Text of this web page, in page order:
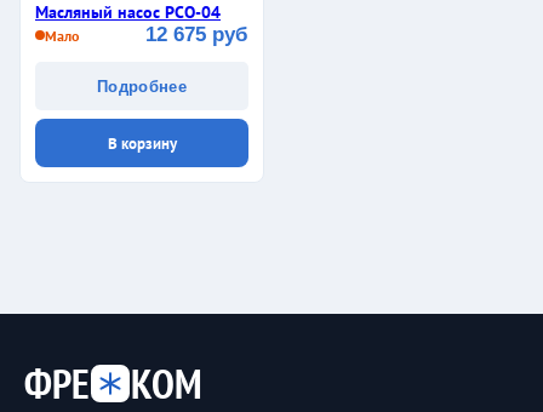
Масляный насос PCO-04
Мало 12 675 руб
Подробнее
В корзину
ФРЕ КОМ